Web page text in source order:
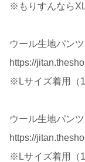
※もりすんなら
ウール生地パン
https://
※Lサイズ着用（
ウール生地パン
https://
※Lサイズ着用（